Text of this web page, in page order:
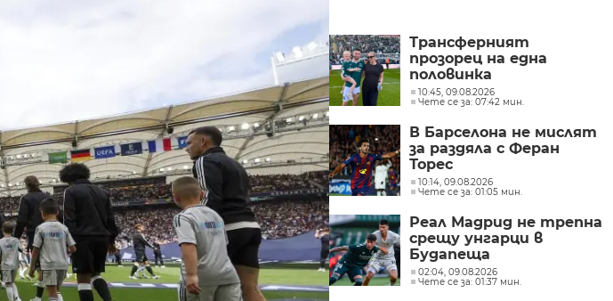
Трансферният
прозорец на една
половинка
10:45, 09.08.2026
Чете се за: 07:42 мин.
В Барселона не мислят
за раздяла с Феран
Торес
10:14, 09.08.2026
Чете се за: 01:05 мин.
Реал Мадрид не трепна
срещу унгарци в
Будапеща
02:04, 09.08.2026
Чете се за: 01:37 мин.